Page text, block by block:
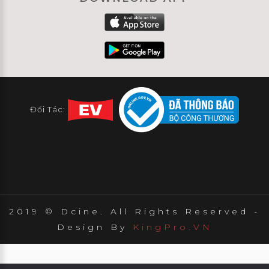
Đối Tác:
2019 © Dcine. All Rights Reserved -
Design By
KingPro.VN